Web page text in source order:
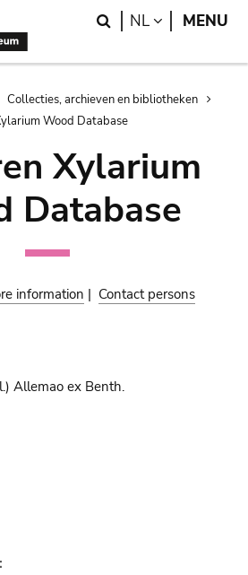
Search
NL LANGUAGE
MENU
Collecties, archieven en bibliotheken
Wood Database
Xylarium
Database
information | Contact persons
Allemao ex Benth.